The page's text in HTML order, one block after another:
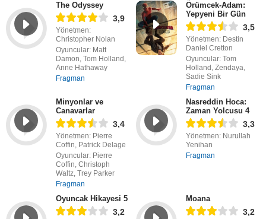
The Odyssey
3,9
Yönetmen:
Christopher Nolan
Oyuncular: Matt
Damon, Tom Holland,
Anne Hathaway
Fragman
Örümcek-Adam:
Yepyeni Bir Gün
3,5
Yönetmen: Destin
Daniel Cretton
Oyuncular: Tom
Holland, Zendaya,
Sadie Sink
Fragman
Minyonlar ve
Canavarlar
3,4
Yönetmen: Pierre
Coffin, Patrick Delage
Oyuncular: Pierre
Coffin, Christoph
Waltz, Trey Parker
Fragman
Nasreddin Hoca:
Zaman Yolcusu 4
3,3
Yönetmen: Nurullah
Yenihan
Fragman
Oyuncak Hikayesi 5
3,2
Moana
3,2